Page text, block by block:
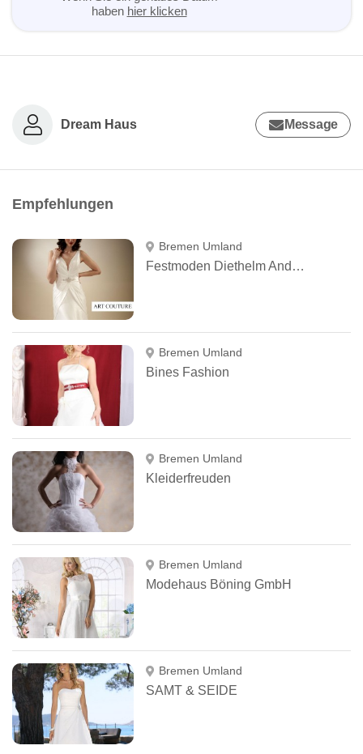
haben hier klicken
Dream Haus Message
Empfehlungen
Bremen Umland
Festmoden Diethelm André e.K.
Bremen Umland
Bines Fashion
Bremen Umland
Kleiderfreuden
Bremen Umland
Modehaus Böning GmbH
Bremen Umland
SAMT & SEIDE